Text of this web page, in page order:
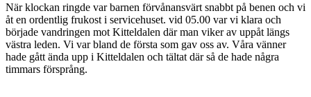
När klockan ringde var barnen förvånansvärt snabbt på benen och vi
åt en ordentlig frukost i servicehuset. vid 05.00 var vi klara och
började vandringen mot Kitteldalen där man viker av uppåt längs
västra leden. Vi var bland de första som gav oss av. Våra vänner
hade gått ända upp i Kitteldalen och tältat där så de hade några
timmars försprång.